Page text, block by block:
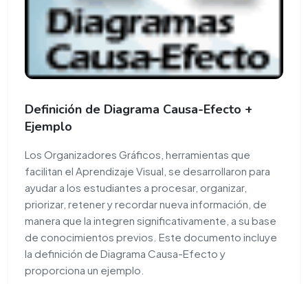
Definición de Diagrama Causa-Efecto +
Ejemplo
Los Organizadores Gráficos, herramientas que
facilitan el Aprendizaje Visual, se desarrollaron para
ayudar a los estudiantes a procesar, organizar,
priorizar, retener y recordar nueva información, de
manera que la integren significativamente, a su base
de conocimientos previos. Este documento incluye
la definición de Diagrama Causa-Efecto y
proporciona un ejemplo.